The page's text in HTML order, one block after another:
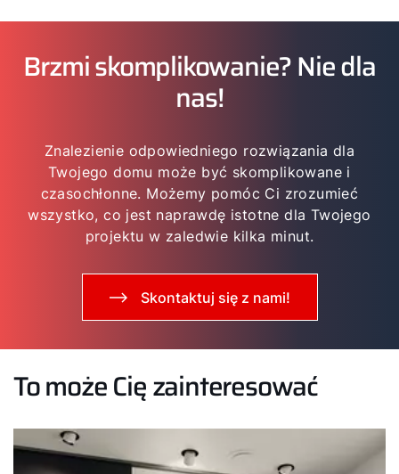
Brzmi skomplikowanie? Nie dla
nas!
Znalezienie odpowiedniego rozwiązania dla
Twojego domu może być skomplikowane i
czasochłonne. Możemy pomóc Ci zrozumieć
wszystko, co jest naprawdę istotne dla Twojego
projektu w zaledwie kilka minut.
Skontaktuj się z nami!
To może Cię zainteresować